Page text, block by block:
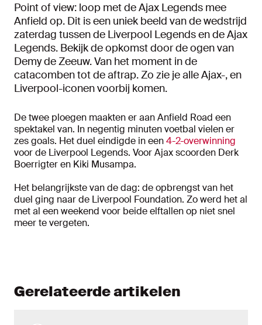
Point of view: loop met de Ajax Legends mee
Anfield op. Dit is een uniek beeld van de wedstrijd
zaterdag tussen de Liverpool Legends en de Ajax
Legends. Bekijk de opkomst door de ogen van
Demy de Zeeuw. Van het moment in de
catacomben tot de aftrap. Zo zie je alle Ajax-, en
Liverpool-iconen voorbij komen.
De twee ploegen maakten er aan Anfield Road een
spektakel van. In negentig minuten voetbal vielen er
zes goals. Het duel eindigde in een4-2-overwinning
voor de Liverpool Legends. Voor Ajax scoorden Derk
Boerrigter en Kiki Musampa.
Het belangrijkste van de dag: de opbrengst van het
duel ging naar de Liverpool Foundation. Zo werd het al
met al een weekend voor beide elftallen op niet snel
meer te vergeten.
Gerelateerde artikelen